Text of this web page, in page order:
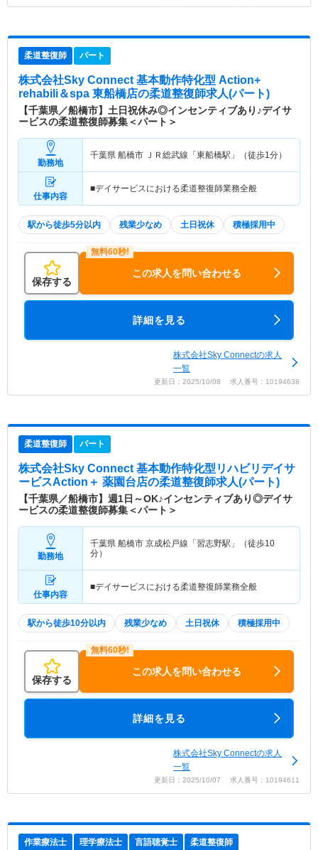
柔道整復師 パート
株式会社Sky Connect 基本動作特化型 Action+
rehabili＆spa 東船橋店の柔道整復師求人(パート)
【千葉県／船橋市】土日祝休み◎インセンティブあり♪デイサ
ービスの柔道整復師募集＜パート＞
勤務地
千葉県 船橋市 ＪＲ総武線「東船橋駅」（徒歩1分）
仕事内容
■デイサービスにおける柔道整復師業務全般
駅から徒歩5分以内 残業少なめ 土日祝休 積極採用中
保存する
この求人を問い合わせる
詳細を見る
株式会社Sky Connectの求人
一覧
更新日：2025/10/08 求人番号：10194638
柔道整復師 パート
株式会社Sky Connect 基本動作特化型リハビリデイサ
ービスAction＋ 薬園台店の柔道整復師求人(パート)
【千葉県／船橋市】週1日～OK♪インセンティブあり◎デイサ
ービスの柔道整復師募集＜パート＞
勤務地
千葉県 船橋市 京成松戸線「習志野駅」（徒歩10
分）
仕事内容
■デイサービスにおける柔道整復師業務全般
駅から徒歩10分以内 残業少なめ 土日祝休 積極採用中
保存する
この求人を問い合わせる
詳細を見る
株式会社Sky Connectの求人
一覧
更新日：2025/10/07 求人番号：10194611
作業療法士 理学療法士 言語聴覚士 柔道整復師